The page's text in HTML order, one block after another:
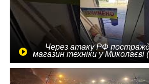
Через атаку РФ
магазин техніки у Миколаєві